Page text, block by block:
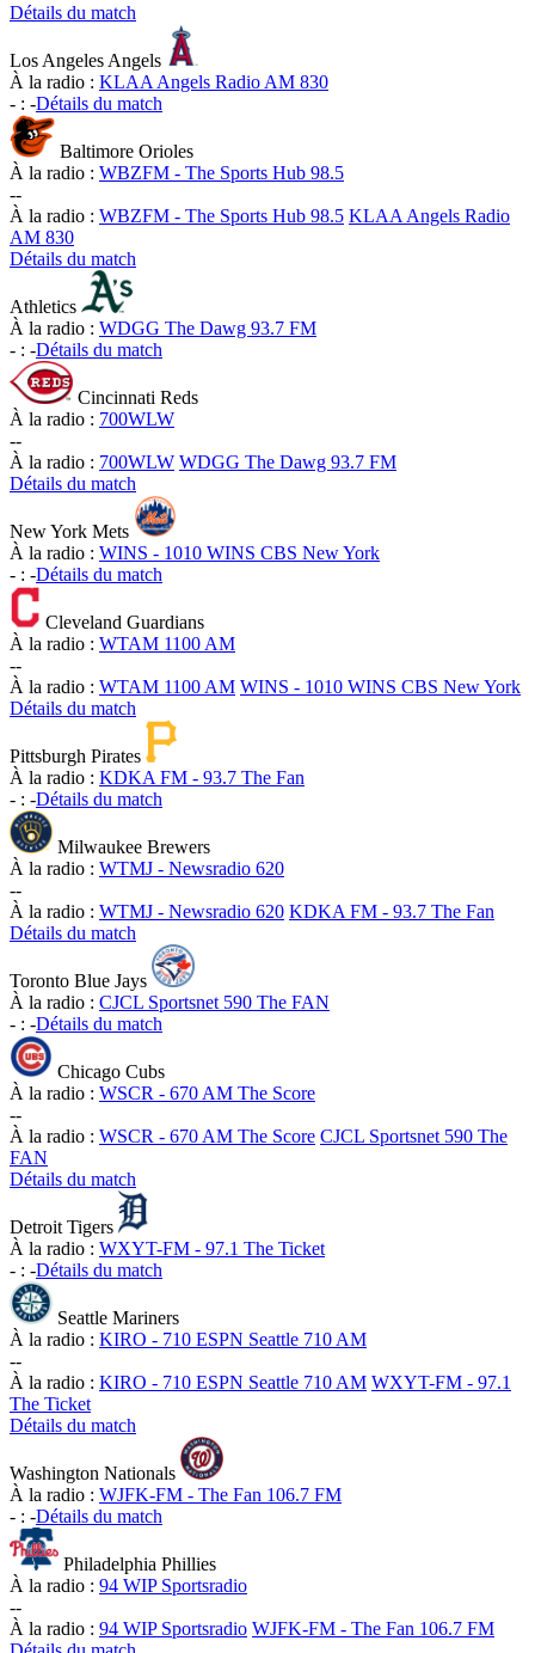
Détails du match
Los Angeles Angels
À la radio : KLAA Angels Radio AM 830
- : -Détails du match
Baltimore Orioles
À la radio : WBZFM - The Sports Hub 98.5
--
À la radio : WBZFM - The Sports Hub 98.5 KLAA Angels Radio
AM 830
Détails du match
Athletics
À la radio : WDGG The Dawg 93.7 FM
- : -Détails du match
Cincinnati Reds
À la radio : 700WLW
--
À la radio : 700WLW WDGG The Dawg 93.7 FM
Détails du match
New York Mets
À la radio : WINS - 1010 WINS CBS New York
- : -Détails du match
Cleveland Guardians
À la radio : WTAM 1100 AM
--
À la radio : WTAM 1100 AM WINS - 1010 WINS CBS New York
Détails du match
Pittsburgh Pirates
À la radio : KDKA FM - 93.7 The Fan
- : -Détails du match
Milwaukee Brewers
À la radio : WTMJ - Newsradio 620
--
À la radio : WTMJ - Newsradio 620 KDKA FM - 93.7 The Fan
Détails du match
Toronto Blue Jays
À la radio : CJCL Sportsnet 590 The FAN
- : -Détails du match
Chicago Cubs
À la radio : WSCR - 670 AM The Score
--
À la radio : WSCR - 670 AM The Score CJCL Sportsnet 590 The
FAN
Détails du match
Detroit Tigers
À la radio : WXYT-FM - 97.1 The Ticket
- : -Détails du match
Seattle Mariners
À la radio : KIRO - 710 ESPN Seattle 710 AM
--
À la radio : KIRO - 710 ESPN Seattle 710 AM WXYT-FM - 97.1
The Ticket
Détails du match
Washington Nationals
À la radio : WJFK-FM - The Fan 106.7 FM
- : -Détails du match
Philadelphia Phillies
À la radio : 94 WIP Sportsradio
--
À la radio : 94 WIP Sportsradio WJFK-FM - The Fan 106.7 FM